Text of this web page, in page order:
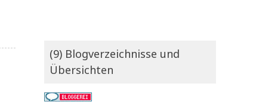
(9) Blogverzeichnisse und
Übersichten